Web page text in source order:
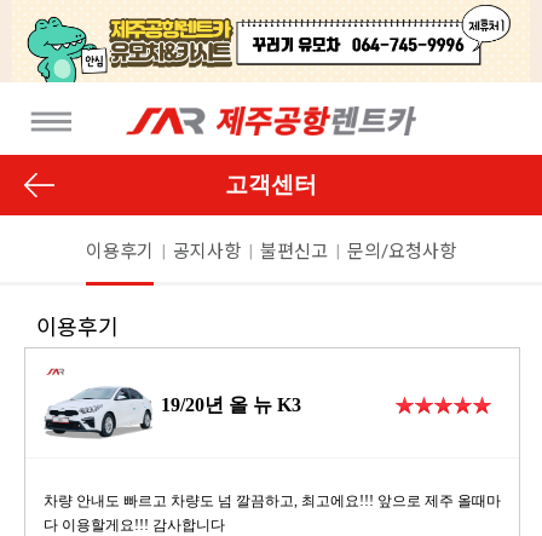
고객센터
이용후기 공지사항 불편신고 문의/요청사항
이용후기
19/20년 올 뉴 K3
차량 안내도 빠르고 차량도 넘 깔끔하고, 최고에요!!! 앞으로 제주 올때마
다 이용할게요!!! 감사합니다